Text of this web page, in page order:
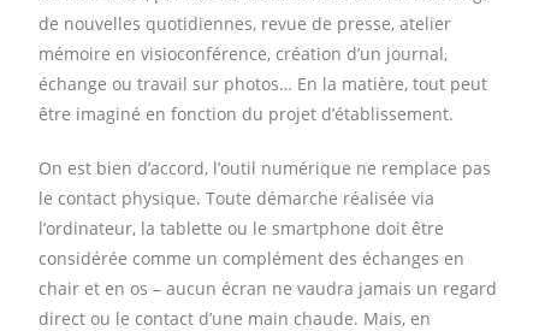
de nouvelles quotidiennes, revue de presse, atelier
mémoire en visioconférence, création d’un journal,
échange ou travail sur photos… En la matière, tout peut
être imaginé en fonction du projet d’établissement.
On est bien d’accord, l’outil numérique ne remplace pas
le contact physique. Toute démarche réalisée via
l’ordinateur, la tablette ou le smartphone doit être
considérée comme un complément des échanges en
chair et en os – aucun écran ne vaudra jamais un regard
direct ou le contact d’une main chaude. Mais, en